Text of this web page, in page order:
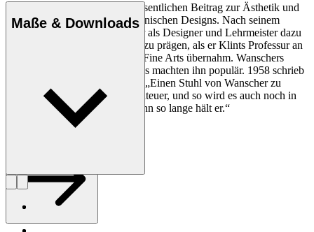
Entdecke mehr
Ole Wanscher leistete einen wesentlichen Beitrag zur Ästhetik und
Funktionalität des modernen dänischen Designs. Nach seinem
Studium bei Kaare Klint trug er als Designer und Lehrmeister dazu
bei, das dänische Möbeldesign zu prägen, als er Klints Professur an
der Royal Danish Academy of Fine Arts übernahm. Wanschers
klassische und moderne Designs machten ihn populär. 1958 schrieb
die dänische Zeitung Politiken: „Einen Stuhl von Wanscher zu
besitzen, ist jeden Tag ein Abenteuer, und so wird es auch noch in
einigen hundert Jahren sein, denn so lange hält er.“
Maße & Downloads